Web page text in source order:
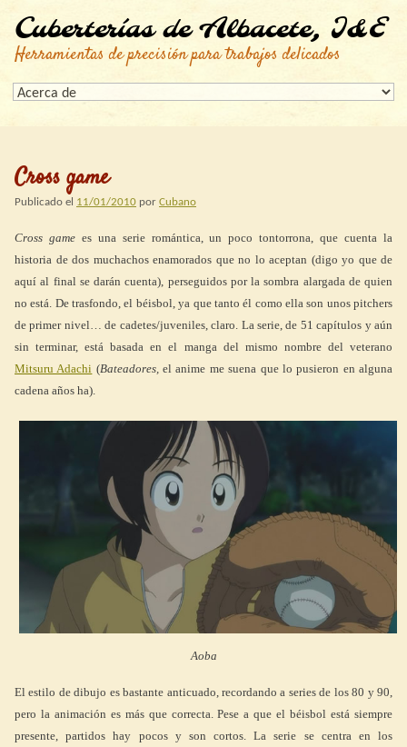
Cuberterías de Albacete, I&E
Herramientas de precisión para trabajos delicados
Cross game
Publicado el 11/01/2010 por Cubano
Cross gamees una serie romántica, un poco tontorrona, que cuenta la
historia de dos muchachos enamorados que no lo aceptan (digo yo que de
aquí al final se darán cuenta), perseguidos por la sombra alargada de quien
no está. De trasfondo, el béisbol, ya que tanto él como ella son unos pitchers
de primer nivel… de cadetes/juveniles, claro. La serie, de 51 capítulos y aún
sin terminar, está basada en el manga del mismo nombre del veterano
Mitsuru Adachi (Bateadores,el anime me suena que lo pusieron en alguna
cadena años ha).
Aoba
El estilo de dibujo es bastante anticuado, recordando a series de los 80 y 90,
pero la animación es más que correcta. Pese a que el béisbol está siempre
presente, partidos hay pocos y son cortos. La serie se centra en los